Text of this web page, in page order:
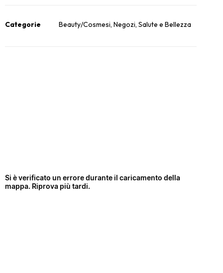
Categorie Beauty/Cosmesi, Negozi, Salute e Bellezza